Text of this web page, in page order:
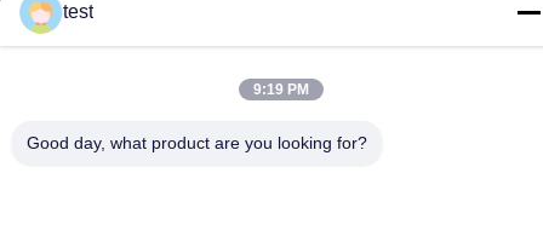
Κίνα Καλή ποιότητα Διαδρομή κουρτινών αργιλίου Προμηθευτής.
test
9:19 PM
Good day, what product are you looking for?